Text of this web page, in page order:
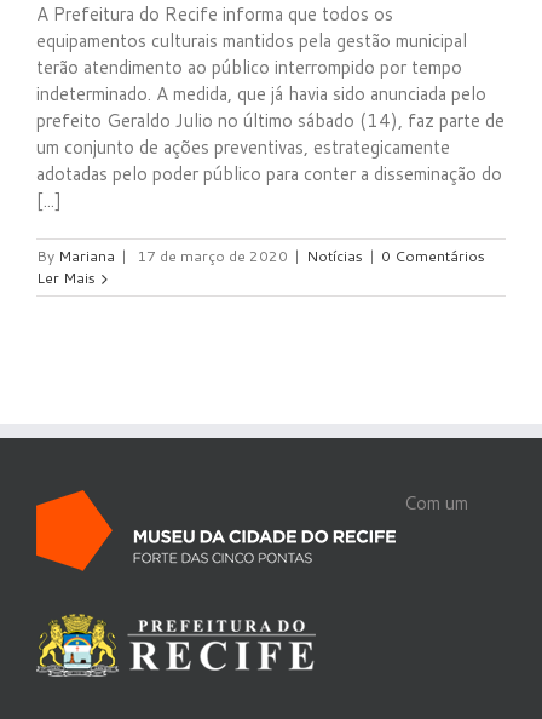
A Prefeitura do Recife informa que todos os
equipamentos culturais mantidos pela gestão municipal
terão atendimento ao público interrompido por tempo
indeterminado. A medida, que já havia sido anunciada pelo
prefeito Geraldo Julio no último sábado (14), faz parte de
um conjunto de ações preventivas, estrategicamente
adotadas pelo poder público para conter a disseminação do
[...]
By Mariana | 17 de março de 2020 | Notícias | 0 Comentários
Ler Mais
Com um